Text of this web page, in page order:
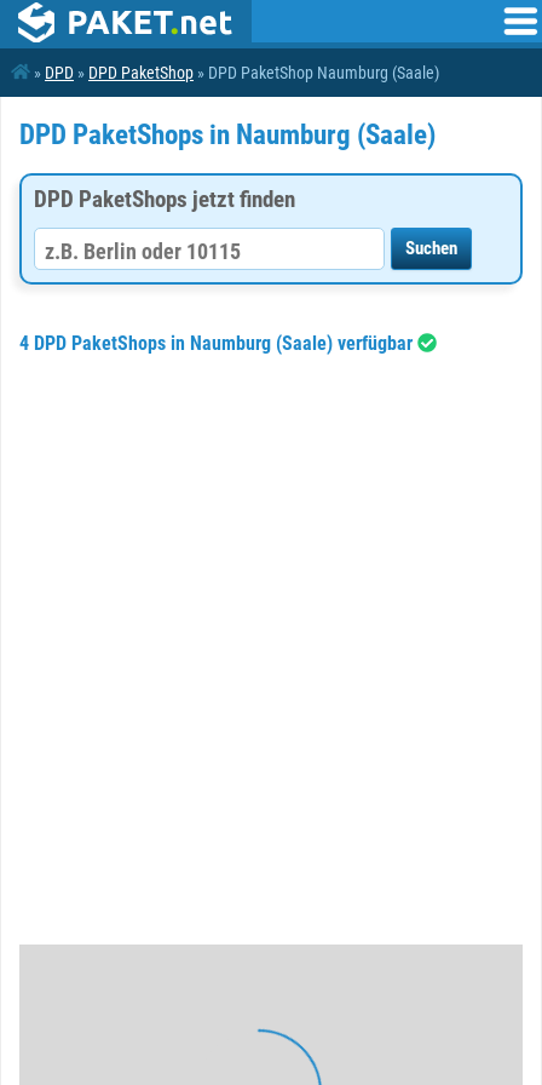
» DPD » DPD PaketShop » DPD PaketShop Naumburg (Saale)
DPD PaketShops in Naumburg (Saale)
DPD PaketShops jetzt finden
4 DPD PaketShops in Naumburg (Saale) verfügbar